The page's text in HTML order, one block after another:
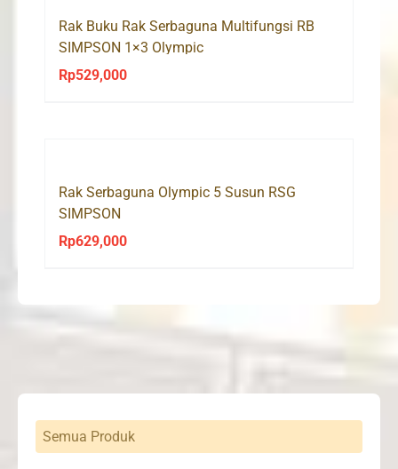
Rak Buku Rak Serbaguna Multifungsi RB
SIMPSON 1×3 Olympic
Rp529,000
Rak Serbaguna Olympic 5 Susun RSG
SIMPSON
Rp629,000
Semua Produk